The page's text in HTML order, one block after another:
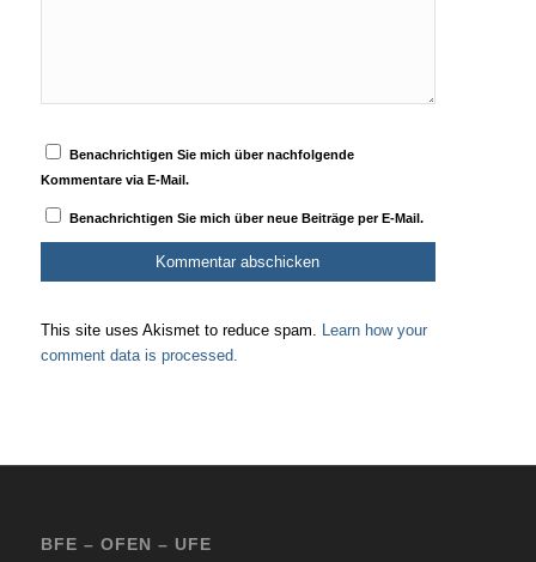
Benachrichtigen Sie mich über nachfolgende
Kommentare via E-Mail.
Benachrichtigen Sie mich über neue Beiträge per E-Mail.
This site uses Akismet to reduce spam. Learn how your
comment data is processed.
BFE – OFEN – UFE